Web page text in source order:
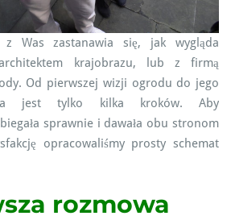
z Was zastanawia się, jak wygląda
krajobrazu, lub z firmą
Od pierwszej wizji ogrodu do jego
jest tylko kilka kroków. Aby
sprawnie i dawała obu stronom
opracowaliśmy prosty schemat
rozmowa